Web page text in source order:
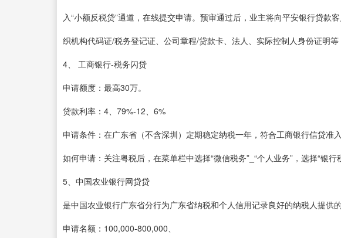
入“小额反税贷”通道，在线提交申请。预审通过后，业主将向平安银行贷款
织机构代码证/税务登记证、公司章程/贷款卡、法人、实际控制人身份证明等
4、 工商银行-税务闪贷
申请额度：最高30万。
贷款利率：4、79%-12、6%
申请条件：在广东省（不含深圳）定期稳定纳税一年，符合工商银行信贷准
如何申请：关注粤税后，在菜单栏中选择“微信税务”_“个人业务”，选择“银行
5、中国农业银行网贷贷
是中国农业银行广东省分行为广东省纳税和个人信用记录良好的纳税人提供的
申请名额：100,000-800,000、